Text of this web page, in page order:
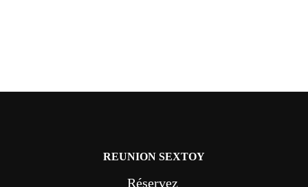
REUNION SEXTOY
Réservez